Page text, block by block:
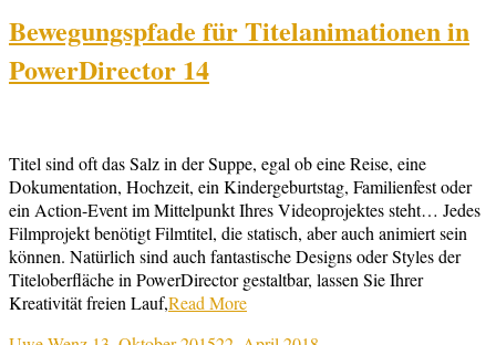
Bewegungspfade für Titelanimationen in
PowerDirector 14
Titel sind oft das Salz in der Suppe, egal ob eine Reise, eine
Dokumentation, Hochzeit, ein Kindergeburtstag, Familienfest oder
ein Action-Event im Mittelpunkt Ihres Videoprojektes steht… Jedes
Filmprojekt benötigt Filmtitel, die statisch, aber auch animiert sein
können. Natürlich sind auch fantastische Designs oder Styles der
Titeloberfläche in PowerDirector gestaltbar, lassen Sie Ihrer
Kreativität freien Lauf,Read More